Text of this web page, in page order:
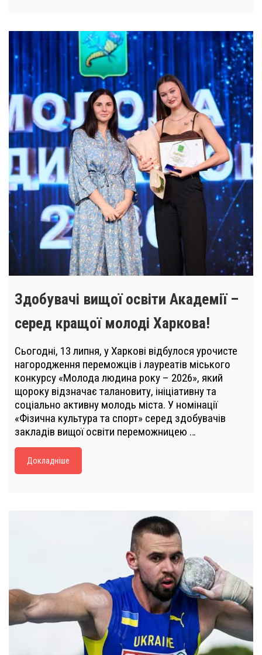
Здобувачі вищої освіти Академії –
серед кращої молоді Харкова!
Сьогодні, 13 липня, у Харкові відбулося урочисте
нагородження переможців і лауреатів міського
конкурсу «Молода людина року – 2026», який
щороку відзначає талановиту, ініціативну та
соціально активну молодь міста. У номінації
«Фізична культура та спорт» серед здобувачів
закладів вищої освіти переможницею …
Докладніше